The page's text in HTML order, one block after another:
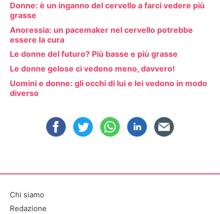
Donne: è un inganno del cervello a farci vedere più
grasse
Anoressia: un pacemaker nel cervello potrebbe
essere la cura
Le donne del futuro? Più basse e più grasse
Le donne gelose ci vedono meno, davvero!
Uomini e donne: gli occhi di lui e lei vedono in modo
diverso
Chi siamo
Redazione